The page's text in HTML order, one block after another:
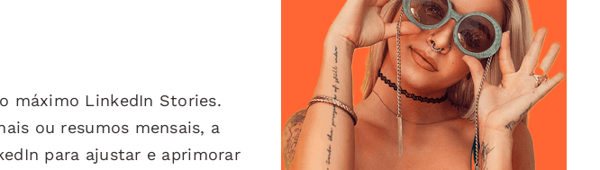
máximo LinkedIn Stories.
ou resumos mensais, a
para ajustar e aprimorar